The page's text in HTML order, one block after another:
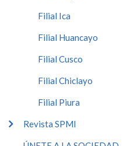
Filial Ica
Filial Huancayo
Filial Cusco
Filial Chiclayo
Filial Piura
Revista SPMI